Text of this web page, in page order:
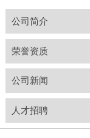
公司简介
荣誉资质
公司新闻
人才招聘